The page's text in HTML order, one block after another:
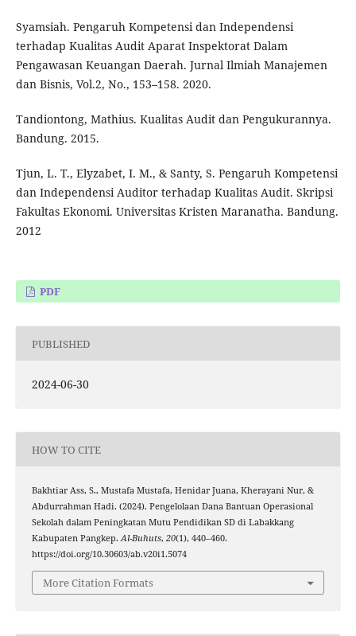
Syamsiah. Pengaruh Kompetensi dan Independensi
terhadap Kualitas Audit Aparat Inspektorat Dalam
Pengawasan Keuangan Daerah. Jurnal Ilmiah Manajemen
dan Bisnis, Vol.2, No., 153–158. 2020.
Tandiontong, Mathius. Kualitas Audit dan Pengukurannya.
Bandung. 2015.
Tjun, L. T., Elyzabet, I. M., & Santy, S. Pengaruh Kompetensi
dan Independensi Auditor terhadap Kualitas Audit. Skripsi
Fakultas Ekonomi. Universitas Kristen Maranatha. Bandung.
2012
PDF
PUBLISHED
2024-06-30
HOW TO CITE
Bakhtiar Ass, S., Mustafa Mustafa, Henidar Juana, Kherayani Nur, &
Abdurrahman Hadi. (2024). Pengelolaan Dana Bantuan Operasional
Sekolah dalam Peningkatan Mutu Pendidikan SD di Labakkang
Kabupaten Pangkep.Al-Buhuts, 20(1), 440–460.
https://doi.org/10.30603/ab.v20i1.5074
More Citation Formats